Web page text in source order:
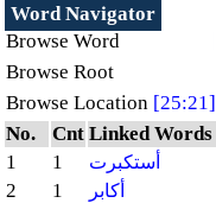
Word Navigator
Browse Word
Browse Root
Browse Location [25:21]
No.
Cnt Linked Words
1
1 أستكبرت
2 1 أكابر